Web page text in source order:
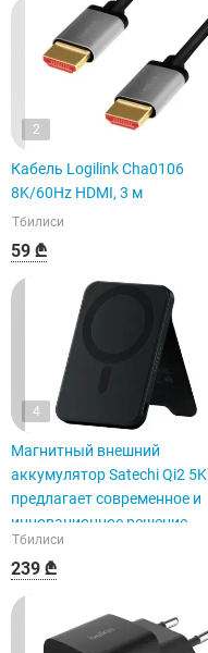
2
Кабель Logilink Cha0106
8K/60Hz HDMI, 3 м
Тбилиси
59 ₾
4
Магнитный внешний
аккумулятор Satechi Qi2 5K
предлагает современное и
инновационное решение.
Тбилиси
239 ₾